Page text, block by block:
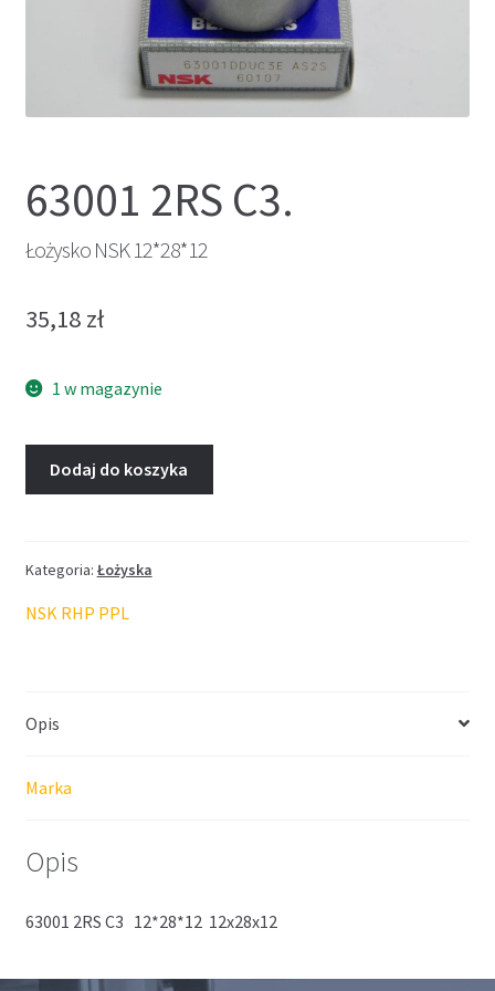
63001 2RS C3.
Łożysko NSK 12*28*12
35,18 zł
1 w magazynie
Dodaj do koszyka
Kategoria: Łożyska
NSK RHP PPL
Opis
Marka
Opis
63001 2RS C3 12*28*12 12x28x12